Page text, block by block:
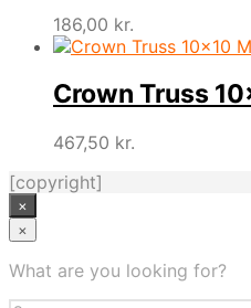
186,00 kr.
Crown Truss
467,50 kr.
[copyright]
×
×
What are you looking for?